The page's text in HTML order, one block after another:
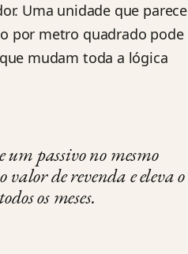
Uma unidade que parece
por metro quadrado pode
mudam toda a lógica
passivo no mesmo
valor de revenda e eleva o
os meses.